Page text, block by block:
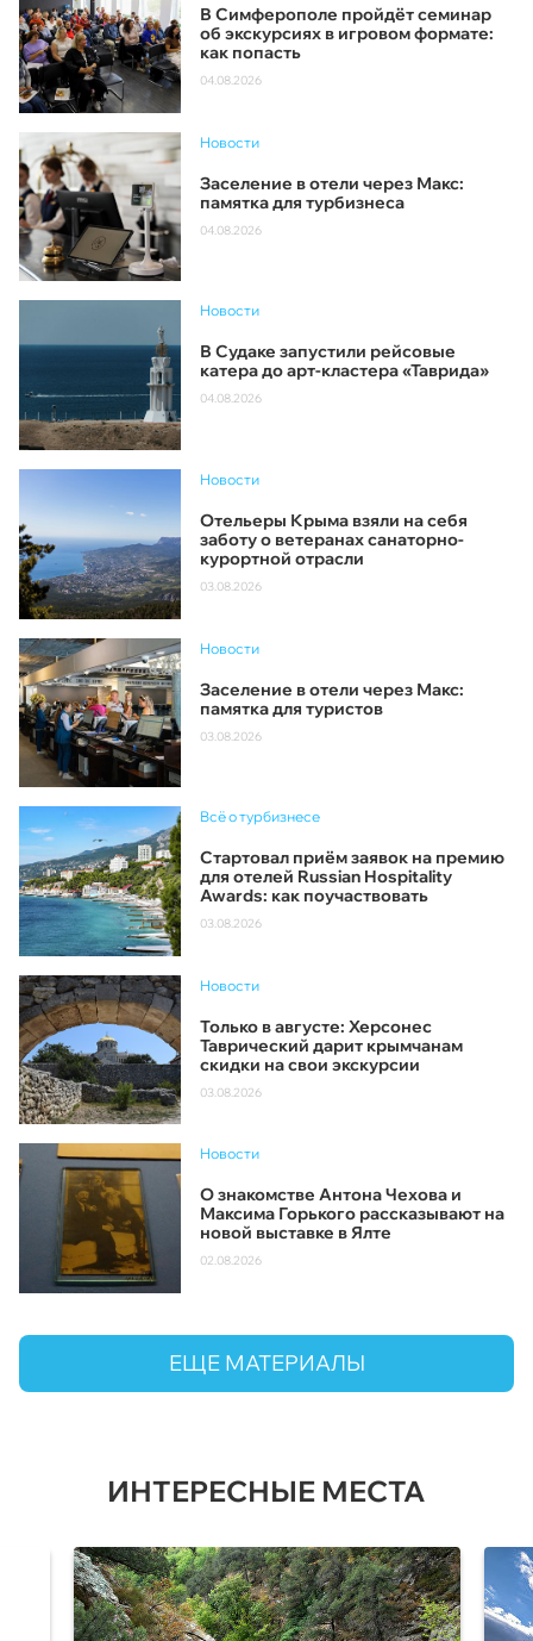
В Симферополе пройдёт семинар
об экскурсиях в игровом формате:
как попасть
04.08.2026
Новости
Заселение в отели через Макс:
памятка для турбизнеса
04.08.2026
Новости
В Судаке запустили рейсовые
катера до арт-кластера «Таврида»
04.08.2026
Новости
Отельеры Крыма взяли на себя
заботу о ветеранах санаторно-
курортной отрасли
03.08.2026
Новости
Заселение в отели через Макс:
памятка для туристов
03.08.2026
Всё о турбизнесе
Стартовал приём заявок на премию
для отелей Russian Hospitality
Awards: как поучаствовать
03.08.2026
Новости
Только в августе: Херсонес
Таврический дарит крымчанам
скидки на свои экскурсии
03.08.2026
Новости
О знакомстве Антона Чехова и
Максима Горького рассказывают на
новой выставке в Ялте
02.08.2026
ЕЩЕ МАТЕРИАЛЫ
ИНТЕРЕСНЫЕ МЕСТА